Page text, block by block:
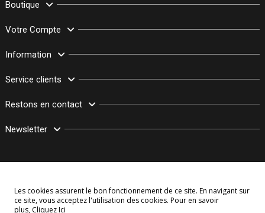
Boutique
Votre Compte
Information
Service clients
Restons en contact
Newsletter
Les cookies assurent le bon fonctionnement de ce site. En navigant sur
ce site, vous acceptez l'utilisation des cookies. Pour en savoir
plus, Cliquez Ici